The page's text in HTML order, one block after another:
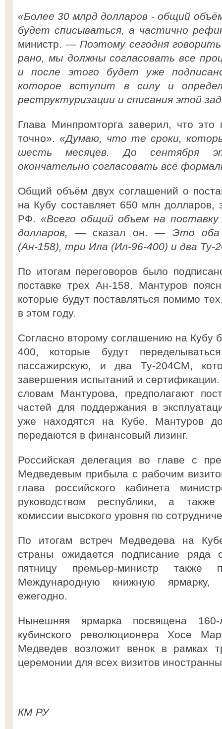
«Более 30 млрд долларов - общий
будет списываться, а частично
министр. — Поэтому сегодня
рано, мы должны согласовать все
и после этого будет уже
которое вступит в силу и
реструктуризации и списания этой
Глава Минпромторга заверил, что это
точно». «Думаю, что те сроки,
шесть месяцев. До сентября
окончательно согласовать все
Общий объём двух соглашений о
на Кубу составляет 650 млн долларов,
РФ. «Всего общий объем на
долларов, — сказал он. — Это оба
(Ан-158), три Ила (Ил-96-400) и два Ту-
По итогам переговоров было
поставке трех Ан-158. Мантуров
которые будут поставляться помимо
в этом году.
Согласно второму соглашению на Кубу
400, которые будут
пассажирскую, и два Ту-204СМ,
завершения испытаний и
словам Мантурова, предполагают
частей для поддержания в
уже находятся на Кубе. Мантуров
передаются в финансовый лизинг.
Российская делегация во главе с
Медведевым прибыла с рабочим
глава российского кабинета
руководством республики, а также
комиссии высокого уровня по
По итогам встреч Медведева на
страны ожидается подписание ряда
пятницу премьер-министр также
Международную книжную ярмарку,
ежегодно.
Нынешняя ярмарка посвящена
кубинского революционера Хосе
Медведев возложит венок в рамках
церемонии для всех визитов
КМ РУ